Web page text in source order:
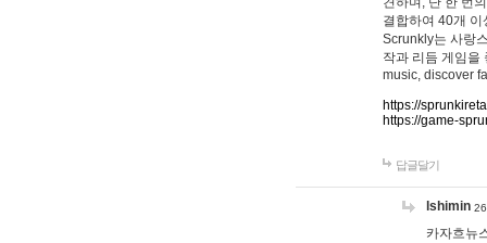
결합하여 40개
Scrunkly는 사랑
작과 리듬 게임을
music, discover
https://
https://game-
답글달기
lshimin
카자흐뉴